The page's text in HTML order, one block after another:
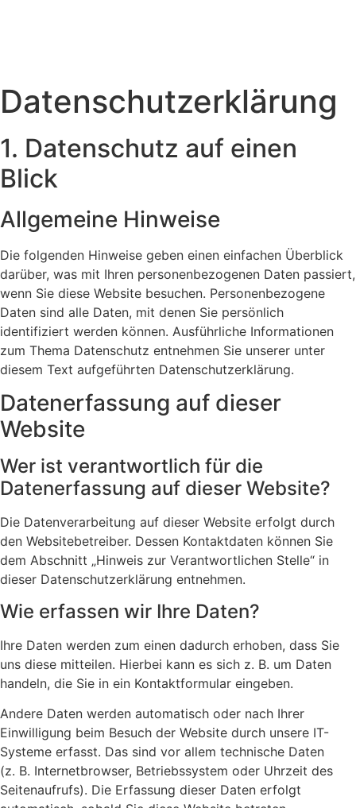
Datenschutz­erklärung
1. Datenschutz auf einen
Blick
Allgemeine Hinweise
Die folgenden Hinweise geben einen einfachen Überblick
darüber, was mit Ihren personenbezogenen Daten passiert,
wenn Sie diese Website besuchen. Personenbezogene
Daten sind alle Daten, mit denen Sie persönlich
identifiziert werden können. Ausführliche Informationen
zum Thema Datenschutz entnehmen Sie unserer unter
diesem Text aufgeführten Datenschutzerklärung.
Datenerfassung auf dieser
Website
Wer ist verantwortlich für die
Datenerfassung auf dieser Website?
Die Datenverarbeitung auf dieser Website erfolgt durch
den Websitebetreiber. Dessen Kontaktdaten können Sie
dem Abschnitt „Hinweis zur Verantwortlichen Stelle“ in
dieser Datenschutzerklärung entnehmen.
Wie erfassen wir Ihre Daten?
Ihre Daten werden zum einen dadurch erhoben, dass Sie
uns diese mitteilen. Hierbei kann es sich z. B. um Daten
handeln, die Sie in ein Kontaktformular eingeben.
Andere Daten werden automatisch oder nach Ihrer
Einwilligung beim Besuch der Website durch unsere IT-
Systeme erfasst. Das sind vor allem technische Daten
(z. B. Internetbrowser, Betriebssystem oder Uhrzeit des
Seitenaufrufs). Die Erfassung dieser Daten erfolgt